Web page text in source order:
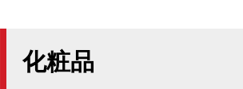
シートマスク
化粧品